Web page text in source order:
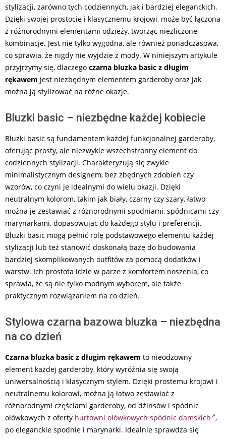
stylizacji, zarówno tych codziennych, jak i bardziej eleganckich.
Dzięki swojej prostocie i klasycznemu krojowi, może być łączona
z różnorodnymi elementami odzieży, tworząc niezliczone
kombinacje. Jest nie tylko wygodna, ale również ponadczasowa,
co sprawia, że nigdy nie wyjdzie z mody. W niniejszym artykule
przyjrzymy się, dlaczego czarna bluzka basic z długim
rękawem jest niezbędnym elementem garderoby oraz jak
można ją stylizować na różne okazje.
Bluzki basic – niezbędne każdej kobiecie
Bluzki basic są fundamentem każdej funkcjonalnej garderoby,
oferując prosty, ale niezwykle wszechstronny element do
codziennych stylizacji. Charakteryzują się zwykle
minimalistycznym designem, bez zbędnych zdobień czy
wzorów, co czyni je idealnymi do wielu okazji. Dzięki
neutralnym kolorom, takim jak biały, czarny czy szary, łatwo
można je zestawiać z różnorodnymi spodniami, spódnicami czy
marynarkami, dopasowując do każdego stylu i preferencji.
Bluzki basic mogą pełnić rolę podstawowego elementu każdej
stylizacji lub też stanowić doskonałą bazę do budowania
bardziej skomplikowanych outfitów za pomocą dodatków i
warstw. Ich prostota idzie w parze z komfortem noszenia, co
sprawia, że są nie tylko modnym wyborem, ale także
praktycznym rozwiązaniem na co dzień.
Stylowa czarna bazowa bluzka – niezbędna
na co dzień
Czarna bluzka basic z długim rękawem to nieodzowny
element każdej garderoby, który wyróżnia się swoją
uniwersalnością i klasycznym stylem. Dzięki prostemu krojowi i
neutralnemu kolorowi, można ją łatwo zestawiać z
różnorodnymi częściami garderoby, od dżinsów i spódnic
ołówkowych z oferty hurtowni ołówkowych spódnic damskich ,
po eleganckie spodnie i marynarki. Idealnie sprawdza się